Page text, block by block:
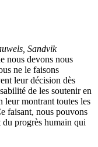
Sandvik
nous devons nous
ne le faisons
leur décision dès
de les soutenir en
leur montrant toutes les
faisant, nous pouvons
progrès humain qui